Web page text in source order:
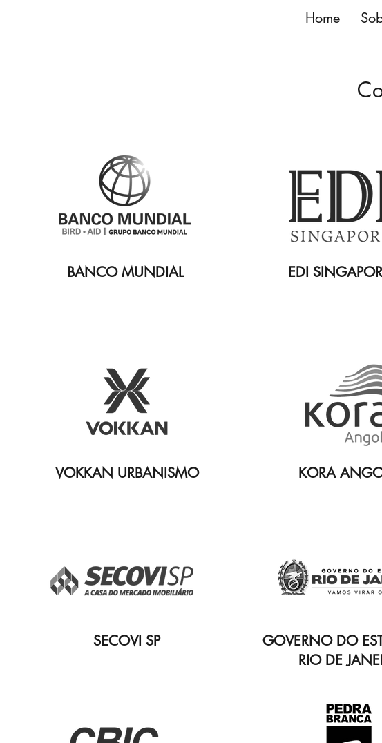
Home
KORA
EDI
BANCO MUNDIAL
VOKKAN URBANISMO
SECOVI SP
GOVERNO DO
RIO DE